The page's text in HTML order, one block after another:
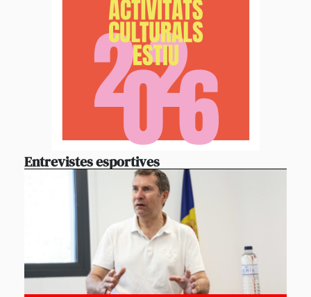
Entrevistes esportives